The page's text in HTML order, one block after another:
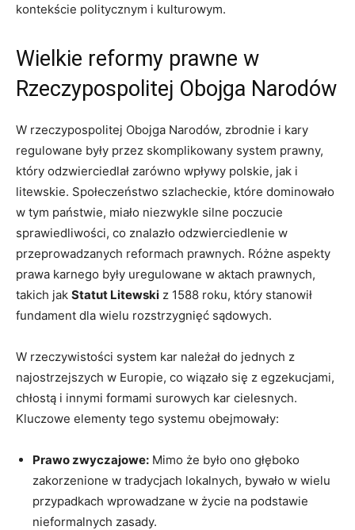
kontekście politycznym i kulturowym.
Wielkie reformy prawne w
Rzeczypospolitej Obojga Narodów
W rzeczypospolitej Obojga Narodów, zbrodnie i kary
regulowane były przez skomplikowany system prawny,
który odzwierciedlał zarówno wpływy polskie, jak i
litewskie. Społeczeństwo szlacheckie, które dominowało
w tym państwie, miało niezwykle silne poczucie
sprawiedliwości, co znalazło odzwierciedlenie w
przeprowadzanych reformach prawnych. Różne aspekty
prawa karnego były uregulowane w aktach prawnych,
takich jak Statut Litewski z 1588 roku, który stanowił
fundament dla wielu rozstrzygnięć sądowych.
W rzeczywistości system kar należał do jednych z
najostrzejszych w Europie, co wiązało się z egzekucjami,
chłostą i innymi formami surowych kar cielesnych.
Kluczowe elementy tego systemu obejmowały:
Prawo zwyczajowe: Mimo że było ono głęboko
zakorzenione w tradycjach lokalnych, bywało w wielu
przypadkach wprowadzane w życie na podstawie
nieformalnych zasady.